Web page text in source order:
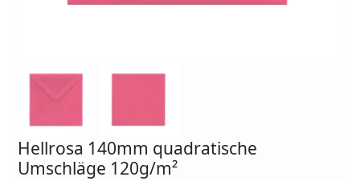
Hellrosa 140mm quadratische
Umschläge 120g/m²